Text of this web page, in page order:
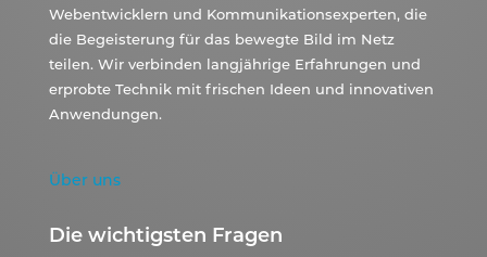
Webentwicklern und Kommunikationsexperten, die
die Begeisterung für das bewegte Bild im Netz
teilen. Wir verbinden langjährige Erfahrungen und
erprobte Technik mit frischen Ideen und innovativen
Anwendungen.
Über uns
Die wichtigsten Fragen